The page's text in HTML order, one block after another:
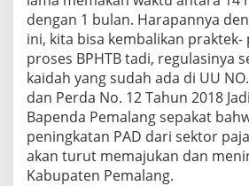
dengan 1 bulan. Harapannya
ini, kita bisa kembalikan
proses BPHTB tadi, regulasinya
kaidah yang sudah ada di UU
dan Perda No. 12 Tahun 2018
Bapenda Pemalang sepakat
peningkatan PAD dari sektor
akan turut memajukan dan
Kabupaten Pemalang.